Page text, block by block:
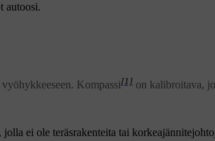
autoosi.
vyöhykkeeseen. Kompassi[1] on kalibroitava,
ei ole teräsrakenteita tai